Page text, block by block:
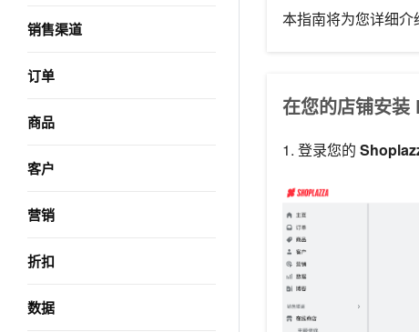
销售渠道
订单
商品
客户
营销
折扣
数据
本指南将为您详细介
在您的店铺安装
1. 登录您的